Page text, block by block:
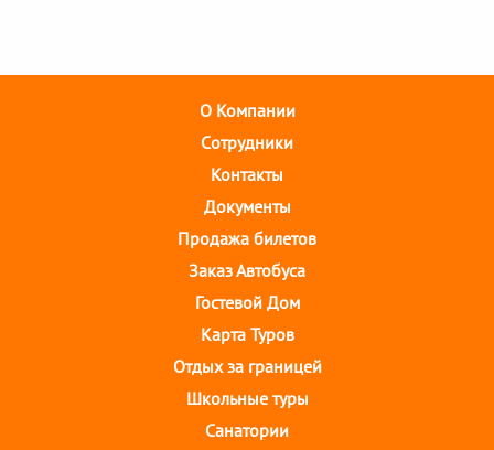
О Компании
Cотрудники
Контакты
Документы
Продажа билетов
Заказ Автобуса
Гостевой Дом
Карта Туров
Отдых за границей
Школьные туры
Санатории